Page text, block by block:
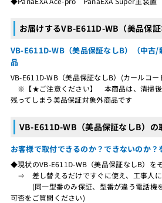
お届けするVB-E611D-WB（美品保
VB-E611D-WB（美品保証なしB）（中古/
品
VB-E611D-WB（美品保証なしB）(カールコ
※【★ご注意ください】 本商品は、清掃後
残ってしまう美品保証対象外商品です
VB-E611D-WB（美品保証なしB）の
お客様で取付できるのか？できないのか
◆現状のVB-E611D-WB（美品保証なしB）を
⇒ 差し替えるだけですぐに使え、工事人に
(同一型番のみ保証、型番が違う電話機を
可否をご質問ください)